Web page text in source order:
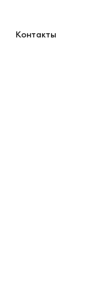
Контакты